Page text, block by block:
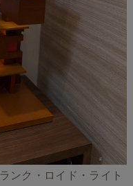
ンク・ロイド・ライト